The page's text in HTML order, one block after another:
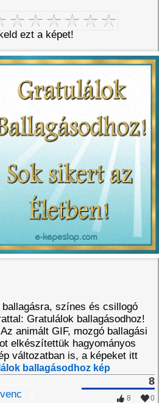
ezt a képet!
színes és csillogó
Gratulálok ballagásodhoz!
animált GIF, mozgó ballagási
elkészítettük hagyományos
változatban is, a képeket itt
ballagásodhoz kép
8
0
8